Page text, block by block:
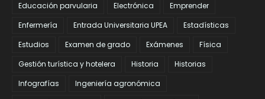
Educación parvularia
Electrónica
Emprender
Enfermería
Entrada Universitaria UPEA
Estadísticas
Estudios
Examen de grado Exámenes
Física
Gestión turística y hotelera
Historia
Historias
Infografías
Ingeniería agronómica